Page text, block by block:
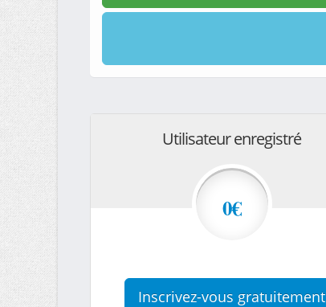
Utilisateur enregistré
0€
Inscrivez-vous gratuitement